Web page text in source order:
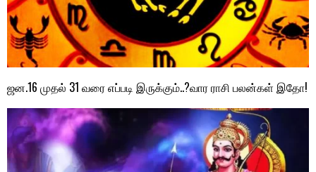
ஜன.16 முதல் 31 வரை எப்படி இருக்கும்..?வார ராசி பலன்கள் இதோ!